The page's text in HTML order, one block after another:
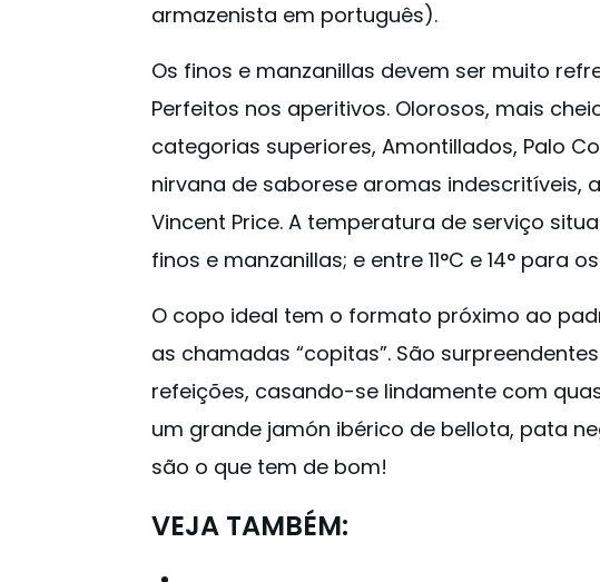
armazenista em português).
Os finos e manzanillas devem ser muito
Perfeitos nos aperitivos. Olorosos, mais
categorias superiores, Amontillados, Palo
nirvana de saborese aromas indescritíveis,
Vincent Price. A temperatura de serviço
finos e manzanillas; e entre 11°C e 14° para
O copo ideal tem o formato próximo ao
as chamadas “copitas”. São
refeições, casando-se lindamente com
um grande jamón ibérico de bellota, pata
são o que tem de bom!
VEJA TAMBÉM: